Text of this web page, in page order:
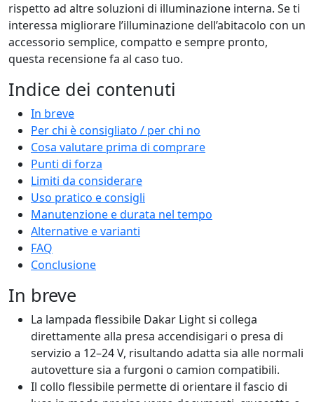
rispetto ad altre soluzioni di illuminazione interna. Se ti
interessa migliorare l’illuminazione dell’abitacolo con un
accessorio semplice, compatto e sempre pronto,
questa recensione fa al caso tuo.
Indice dei contenuti
In breve
Per chi è consigliato / per chi no
Cosa valutare prima di comprare
Punti di forza
Limiti da considerare
Uso pratico e consigli
Manutenzione e durata nel tempo
Alternative e varianti
FAQ
Conclusione
In breve
La lampada flessibile Dakar Light si collega
direttamente alla presa accendisigari o presa di
servizio a 12–24 V, risultando adatta sia alle normali
autovetture sia a furgoni o camion compatibili.
Il collo flessibile permette di orientare il fascio di